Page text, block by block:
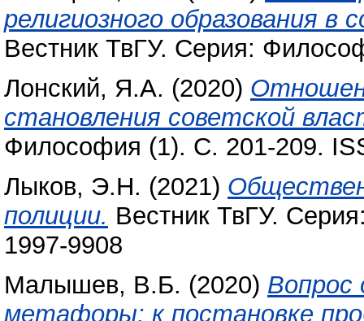
религиозного образования
Вестник ТвГУ. Серия:
Лонский, Я.А. (2020)
становления советской
Философия (1). С. 201-209.
Лыков, Э.Н. (2021)
полиции. Вестник ТвГУ.
1997-9908
Малышев, В.Б. (2020) Вопрос
метафоры: к постановке